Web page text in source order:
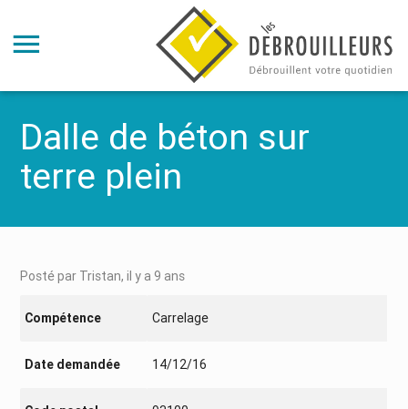
Dalle de béton sur
terre plein
Posté par Tristan, il y a 9 ans
Compétence Carrelage
Date demandée 14/12/16